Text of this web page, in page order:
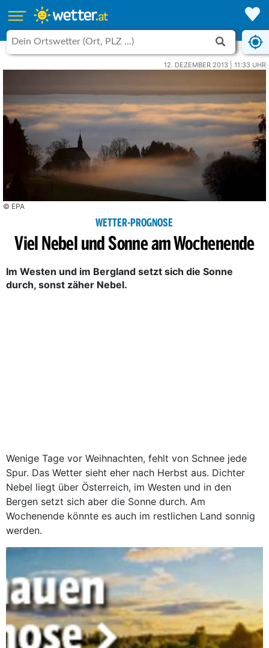
12. DEZEMBER 2013 | 11:33 UHR
© EPA
WETTER-PROGNOSE
Viel Nebel und Sonne am Wochenende
Im Westen und im Bergland setzt sich die Sonne
durch, sonst zäher Nebel.
Wenige Tage vor Weihnachten, fehlt von Schnee jede
Spur. Das Wetter sieht eher nach Herbst aus. Dichter
Nebel liegt über Österreich, im Westen und in den
Bergen setzt sich aber die Sonne durch. Am
Wochenende könnte es auch im restlichen Land sonnig
werden.